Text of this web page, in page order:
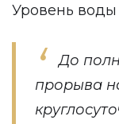
Уровень воды
До
прорыва